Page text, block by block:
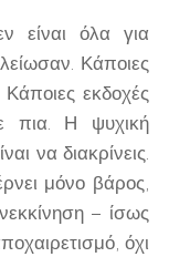
είναι όλα για
Κάποιες
εκδοχές
πια. Η ψυχική
να διακρίνεις.
μόνο βάρος,
– ίσως
όχι